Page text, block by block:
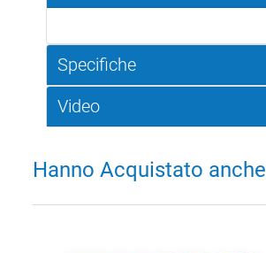
Specifiche
Video
Hanno Acquistato anche